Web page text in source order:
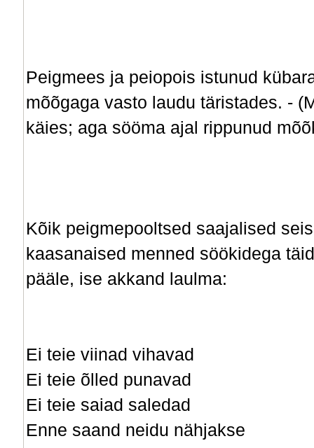
Peigmees ja peiopois istunud
mõõgaga vasto laudu täristades. -
käies; aga sööma ajal rippunud
Kõik peigmepooltsed saajalised
kaasanaised menned söökidega
pääle, ise akkand laulma:
Ei teie viinad vihavad
Ei teie õlled punavad
Ei teie saiad saledad
Enne saand neidu nähjakse